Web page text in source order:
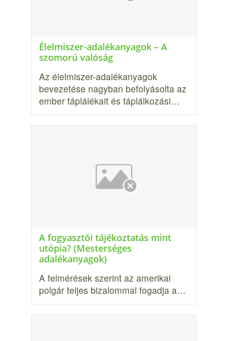
Élelmiszer-adalékanyagok – A
szomorú valóság
Az élelmiszer-adalékanyagok
bevezetése nagyban befolyásolta az
ember táplálékait és táplálkozási…
A fogyasztói tájékoztatás mint
utópia? (Mesterséges
adalékanyagok)
A felmérések szerint az amerikai
polgár teljes bizalommal fogad­ja a…